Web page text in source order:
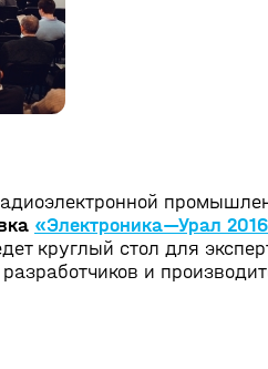
«Электроника—Урал
круглый стол для
и